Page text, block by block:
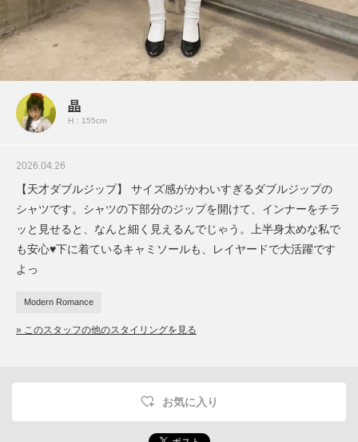
晶
H：155cm
2026.04.26
【天才ダブルジップ】 サイズ感がかわいすぎるダブルジップの
シャツです。シャツの下部分のジップを開けて、インナーをチラ
ッと見せると、なんと細く見えるんでじゃう。上半身太めな私で
も安心♥下に着ているキャミソールも、レイヤードで大活躍です
よっ
Modern Romance
» このスタッフの他のスタイリングを見る
お気に入り